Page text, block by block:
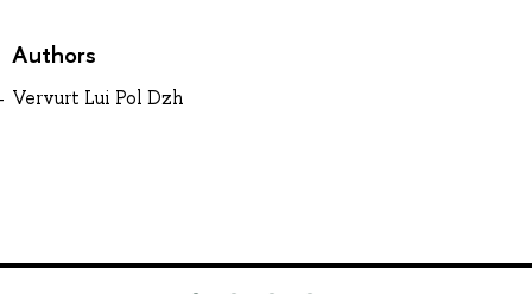
Authors
Vervurt Lui Pol Dzh